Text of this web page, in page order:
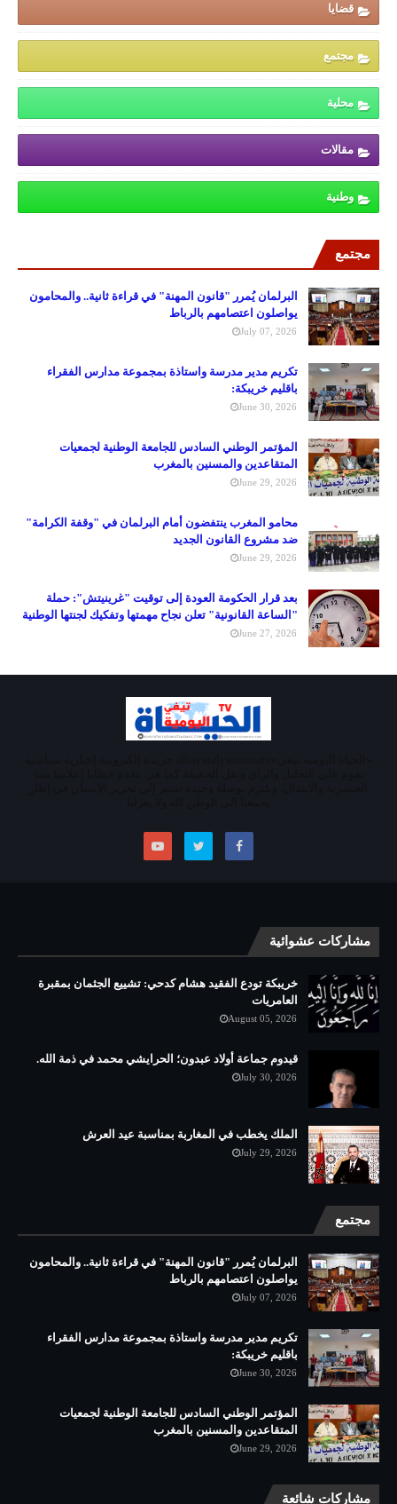
قضايا
مجتمع
محلية
مقالات
وطنية
مجتمع
البرلمان يُمرر "قانون المهنة" في قراءة ثانية.. والمحامون
يواصلون اعتصامهم بالرباط
July 07, 2026
تكريم مدير مدرسة واستاذة بمجموعة مدارس الفقراء
باقليم خريبكة:
June 30, 2026
المؤتمر الوطني السادس للجامعة الوطنية لجمعيات
المتقاعدين والمسنين بالمغرب
June 29, 2026
محامو المغرب ينتفضون أمام البرلمان في "وقفة الكرامة"
ضد مشروع القانون الجديد
June 29, 2026
بعد قرار الحكومة العودة إلى توقيت "غرينيتش": حملة
"الساعة القانونية" تعلن نجاح مهمتها وتفكيك لجنتها الوطنية
June 27, 2026
مشاركات عشوائية
خريبكة تودع الفقيد هشام كدحي: تشييع الجثمان بمقبرة
العامريات
August 05, 2026
قيدوم جماعة أولاد عبدون؛ الحرايشي محمد في ذمة الله.
July 30, 2026
الملك يخطب في المغاربة بمناسبة عيد العرش
July 29, 2026
مجتمع
البرلمان يُمرر "قانون المهنة" في قراءة ثانية.. والمحامون
يواصلون اعتصامهم بالرباط
July 07, 2026
تكريم مدير مدرسة واستاذة بمجموعة مدارس الفقراء
باقليم خريبكة:
June 30, 2026
المؤتمر الوطني السادس للجامعة الوطنية لجمعيات
المتقاعدين والمسنين بالمغرب
June 29, 2026
مشاركات شائعة